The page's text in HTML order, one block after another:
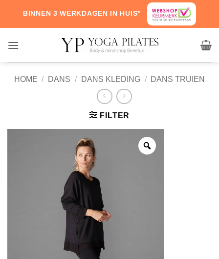
content
BINNEN 3 WERKDAGEN IN HUIS*
HOME / DANS / DANS KLEDING / DANS TRUIEN
FILTER